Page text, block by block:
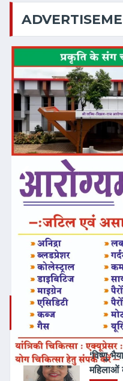
❮
ताज़ा समाचार
‘विष्णु
महिलाओं